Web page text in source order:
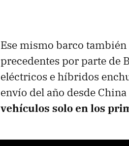
Ese mismo barco
precedentes por parte de
eléctricos e híbridos
envío del año desde
vehículos solo en los